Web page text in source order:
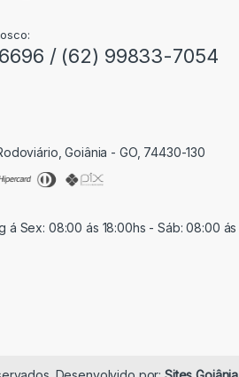
/ (62) 99833-7054
Goiânia - GO, 74430-130
á Sex: 08:00 ás 18:00hs - Sáb: 08:00 ás